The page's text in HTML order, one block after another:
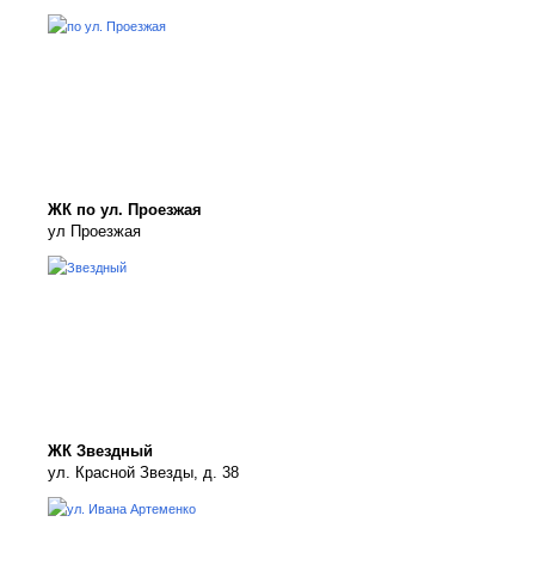
ЖК по ул. Проезжая
ул Проезжая
ЖК Звездный
ул. Красной Звезды, д. 38